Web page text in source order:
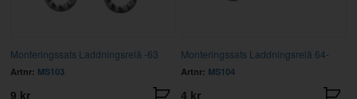
Monteringssats Laddningsrelä -63
Artnr: MS103
9 kr
Monteringssats Laddningsrelä 64-
Artnr: MS104
4 kr